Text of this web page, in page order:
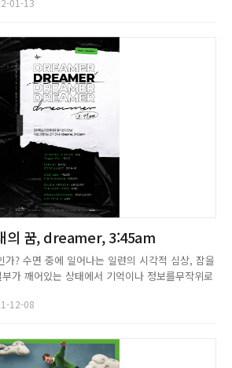
년 스페인 카탈루냐의 소도시 피게레스에서
의 꿈, dreamer, 3:45am
가? 수면 중에 일어나는 일련의 시각적 심상, 잠을
가 깨어있는 상태에서 기억이나 정보를무작위로
데뮤지엄이 이런 꿈을 주제로 현대시각예술의
12-08